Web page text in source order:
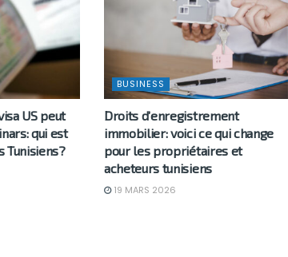
US peut
qui est
Tunisiens?
BUSINESS
Droits d’enregistrement
immobilier: voici ce qui change
pour les propriétaires et
acheteurs tunisiens
19 MARS 2026